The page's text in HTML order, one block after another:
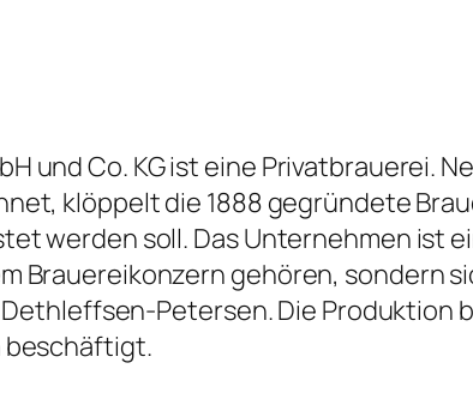
und Co. KG ist eine Privatbrauerei.
klöppelt die 1888 gegründete
werden soll. Das Unternehmen
Brauereikonzern gehören, sondern
Petersen. Die Produktion
beschäftigt.